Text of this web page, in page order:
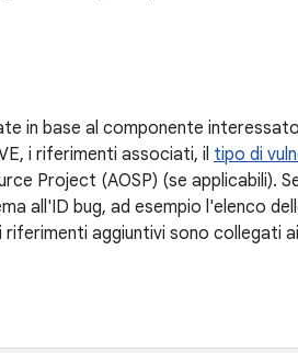
in base al componente
i riferimenti associati, il tipo di
Project (AOSP) (se applicabili).
all'ID bug, ad esempio l'elenco
aggiuntivi sono collegati